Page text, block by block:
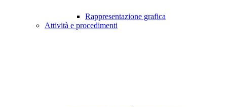
Rappresentazione grafica
Attività e procedimenti